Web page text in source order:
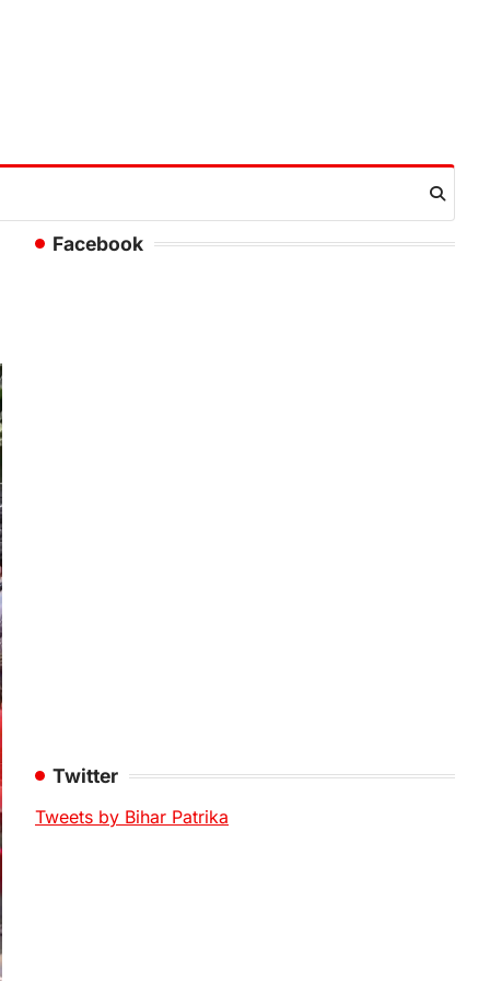
Facebook
Twitter
Tweets by Bihar Patrika